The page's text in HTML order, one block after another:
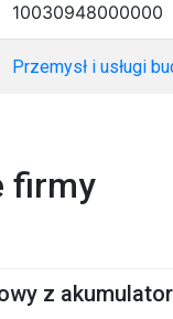
10030948000000
Przemysł i usługi
firmy
z